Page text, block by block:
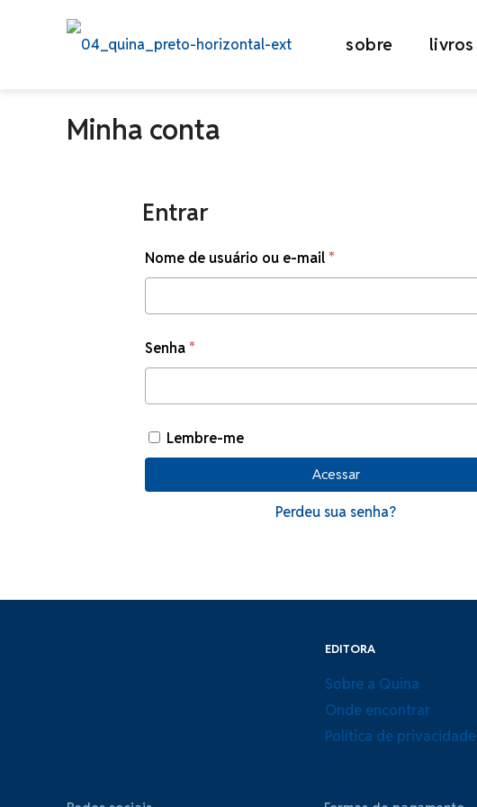
sobre livros
Minha conta
Entrar
Nome de usuário ou e-mail*Obrigatório
Senha*Obrigatório
Lembre-me
Acessar
Perdeu sua senha?
EDITORA
Sobre a Quina
Onde encontrar
Política de privacidade